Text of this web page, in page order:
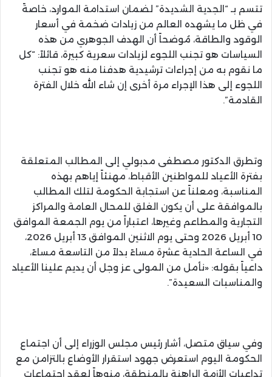
تتسم بـ “الجدية الشديدة” لضمان استدامة الموارد، خاصةً
في ظل ما يشهده العالم من زيادات ضخمة في أسعار
الوقود والطاقة، مُوضحاً أن الهدف الجوهري من هذه
السياسات هو تجنب اللجوء لزيادات سعرية كبيرة، قائلاً: “كل
ما نقوم به من إجراءات ترشيدية هدفنا منه هو تجنب
اللجوء إلى هذا الإجراء مرة أخرى إن شاء الله خلال الفترة
القادمة”.
وتطرق الدكتور مصطفى مدبولي إلى المطالب المتعلقة
بفترة الأعياد للمواطنين الأقباط، مهنئاً إياهم بهذه
المناسبة، ومعلناً عن استجابة الحكومة لتلك المطالب
بالموافقة على أن يكون الغلق للمحال العامة والمراكز
التجارية والمطاعم وغيرها، اعتباراً من يوم الجمعة الموافق
10 أبريل 2026 وحتى يوم الاثنين الموافق 13 أبريل 2026،
في الساعة الحادية عشرة مساءً بدلاً من التاسعة مساءً،
داعياً بقوله: «نأمل من المولى عز وجل أن يديم علينا الأعياد
والمناسبات السعيدة”.
وفي سياق متصل، أشار رئيس مجلس الوزراء إلى أن اجتماع
الحكومة اليوم استعرض جهود استقرار الأوضاع بالتزامن مع
تداعيات الأزمة الراهنة بالمنطقة، منوهاً لعقد اجتماعات